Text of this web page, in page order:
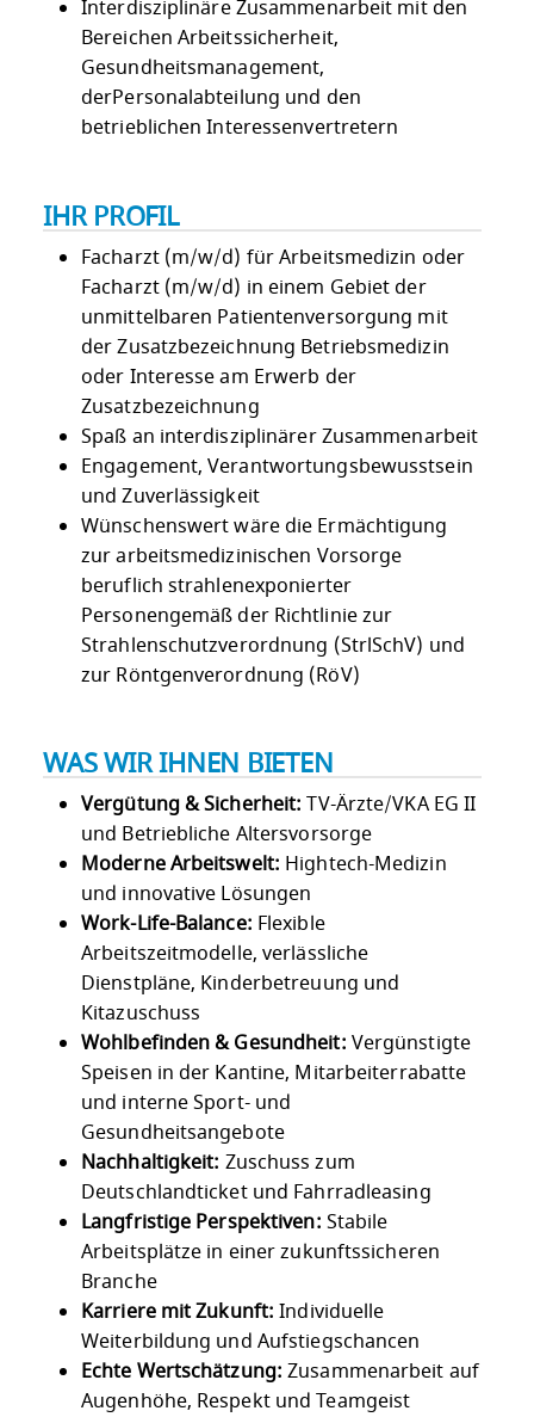
Interdisziplinäre Zusammenarbeit mit den
Bereichen Arbeitssicherheit,
Gesundheitsmanagement,
derPersonalabteilung und den
betrieblichen Interessenvertretern
IHR PROFIL
Facharzt (m/w/d) für Arbeitsmedizin oder
Facharzt (m/w/d) in einem Gebiet der
unmittelbaren Patientenversorgung mit
der Zusatzbezeichnung Betriebsmedizin
oder Interesse am Erwerb der
Zusatzbezeichnung
Spaß an interdisziplinärer Zusammenarbeit
Engagement, Verantwortungsbewusstsein
und Zuverlässigkeit
Wünschenswert wäre die Ermächtigung
zur arbeitsmedizinischen Vorsorge
beruflich strahlenexponierter
Personengemäß der Richtlinie zur
Strahlenschutzverordnung (StrlSchV) und
zur Röntgenverordnung (RöV)
WAS WIR IHNEN BIETEN
Vergütung & Sicherheit: TV-Ärzte/VKA EG II
und Betriebliche Altersvorsorge
Moderne Arbeitswelt: Hightech-Medizin
und innovative Lösungen
Work-Life-Balance: Flexible
Arbeitszeitmodelle, verlässliche
Dienstpläne, Kinderbetreuung und
Kitazuschuss
Wohlbefinden & Gesundheit: Vergünstigte
Speisen in der Kantine, Mitarbeiterrabatte
und interne Sport- und
Gesundheitsangebote
Nachhaltigkeit: Zuschuss zum
Deutschlandticket und Fahrradleasing
Langfristige Perspektiven: Stabile
Arbeitsplätze in einer zukunftssicheren
Branche
Karriere mit Zukunft: Individuelle
Weiterbildung und Aufstiegschancen
Echte Wertschätzung: Zusammenarbeit auf
Augenhöhe, Respekt und Teamgeist